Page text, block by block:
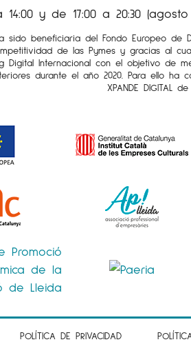
y de 17:00 a 20:30
sido beneficiaria del Fondo Europeo de
de las Pymes y gracias al
Digital Internacional con el objetivo de
durante el año 2020. Para ello ha
XPANDE DIGITAL
POLÍTICA DE PRIVACIDAD